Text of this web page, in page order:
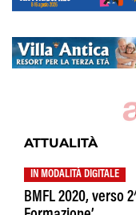
ATTUALITÀ
IN MODALITÀ DIGITALE
BMFL 2020, verso